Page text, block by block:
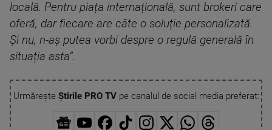
locală. Pentru piața internațională, sunt brokeri care
oferă, dar fiecare are câte o soluție personalizată.
Și nu, n-aș putea vorbi despre o regulă generală în
situația asta”.
Urmărește Știrile PRO TVpe canalul de social media preferat: